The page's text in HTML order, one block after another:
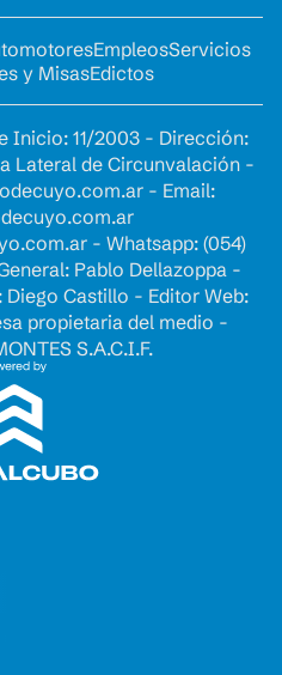
EmpleosServicios
y MisasEdictos
Inicio: 11/2003 - Dirección:
Lateral de Circunvalación -
- Email:
- Whatsapp: (054)
Pablo Dellazoppa -
Castillo - Editor Web:
propietaria del medio -
S.A.C.I.F.